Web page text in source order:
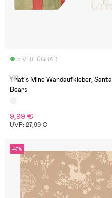
5 VERFÜGBAR
(0)
That's Mine Wandaufkleber, Santa
Bears
9,99 €
UVP: 27,99 €
-47%